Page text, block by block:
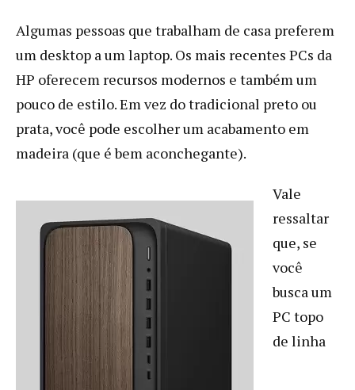
Algumas pessoas que trabalham de casa preferem
um desktop a um laptop. Os mais recentes PCs da
HP oferecem recursos modernos e também um
pouco de estilo. Em vez do tradicional preto ou
prata, você pode escolher um acabamento em
madeira (que é bem aconchegante).
Vale
ressaltar
que, se
você
busca um
PC topo
de linha